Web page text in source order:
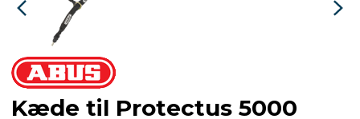
Kæde til Protectus 5000